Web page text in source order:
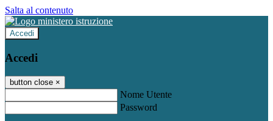
Salta al contenuto
Accedi
Accedi
button close ×
Nome Utente
Password